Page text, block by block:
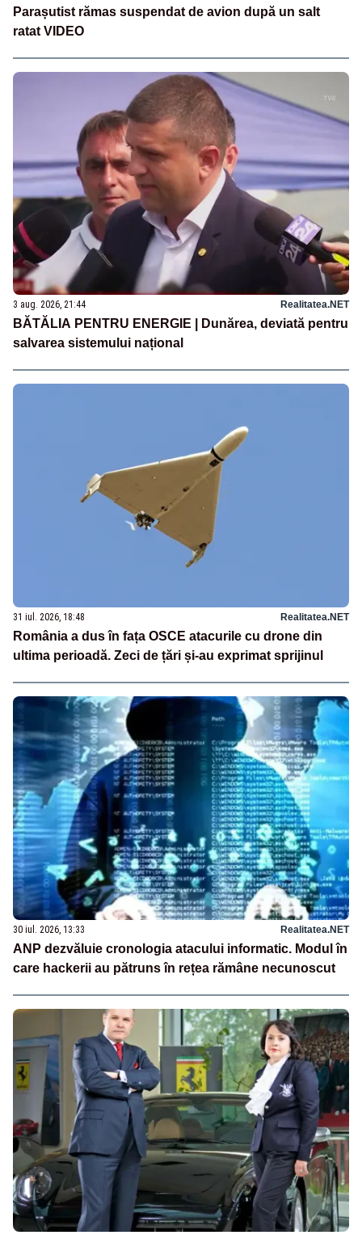
Parașutist rămas suspendat de avion după un salt
ratat VIDEO
3 aug. 2026, 21:44 Realitatea.NET
BĂTĂLIA PENTRU ENERGIE | Dunărea, deviată pentru
salvarea sistemului național
31 iul. 2026, 18:48 Realitatea.NET
România a dus în fața OSCE atacurile cu drone din
ultima perioadă. Zeci de țări și-au exprimat sprijinul
30 iul. 2026, 13:33 Realitatea.NET
ANP dezvăluie cronologia atacului informatic. Modul în
care hackerii au pătruns în rețea rămâne necunoscut